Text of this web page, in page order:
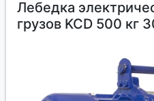
Лебедка
грузов KCD 500 кг